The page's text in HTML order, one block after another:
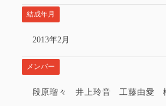
結成年月
2013年2月
メンバー
段原瑠々 井上玲音 工藤由愛